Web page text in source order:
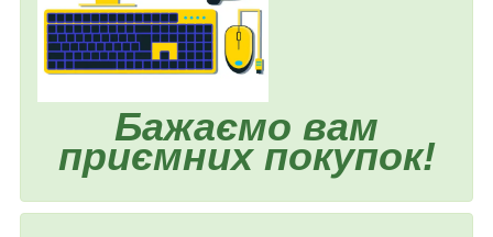
Бажаємо вам
приємних покупок!